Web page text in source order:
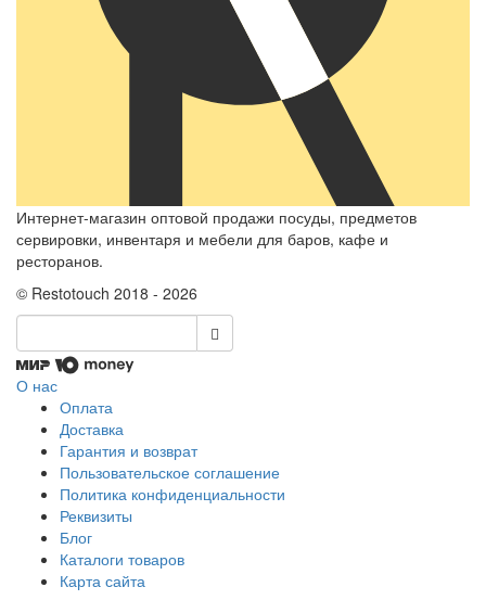
Интернет-магазин оптовой продажи посуды, предметов
сервировки, инвентаря и мебели для баров, кафе и
ресторанов.
© Restotouch 2018 - 2026
О нас
Оплата
Доставка
Гарантия и возврат
Пользовательское соглашение
Политика конфиденциальности
Реквизиты
Блог
Каталоги товаров
Карта сайта